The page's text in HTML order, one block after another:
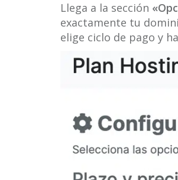
Llega a la sección
exactamente tu
elige ciclo de pago y